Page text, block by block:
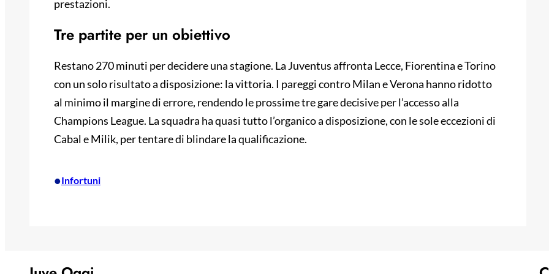
prestazioni.
Tre partite per un obiettivo
Restano 270 minuti per decidere una stagione. La Juventus affronta Lecce, Fiorentina e Torino
con un solo risultato a disposizione: la vittoria. I pareggi contro Milan e Verona hanno ridotto
al minimo il margine di errore, rendendo le prossime tre gare decisive per l’accesso alla
Champions League. La squadra ha quasi tutto l’organico a disposizione, con le sole eccezioni di
Cabal e Milik, per tentare di blindare la qualificazione.
•Infortuni